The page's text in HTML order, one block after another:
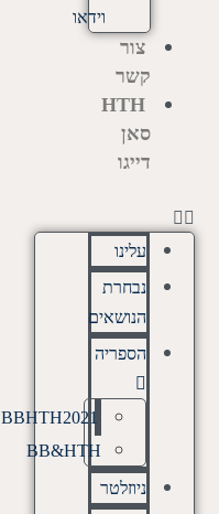
וידאו
צור
קשר
HTH
סאן
דייגו
עלינו
נבחרת
הנושאים
הספריה
BBHTH2021
BB&HTH
ניוזלטר